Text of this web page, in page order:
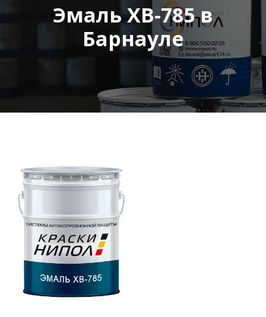
Эмаль ХВ-785 в
Барнауле